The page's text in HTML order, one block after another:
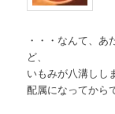
・・・なんて、
ど、
いもみが八溝しし
配属になってから